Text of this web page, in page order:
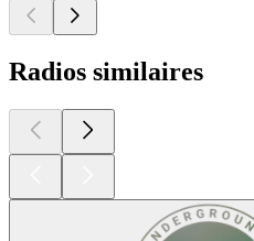
Radios similaires